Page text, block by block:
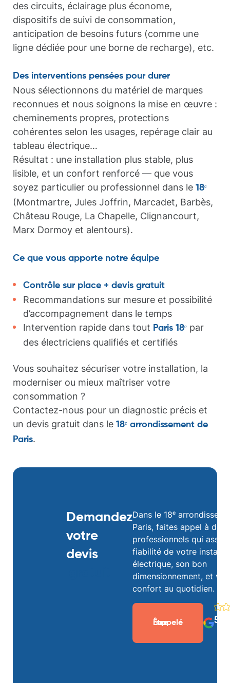
des circuits, éclairage plus économe,
dispositifs de suivi de consommation,
anticipation de besoins futurs (comme une
ligne dédiée pour une borne de recharge), etc.
Des interventions pensées pour durer
Nous sélectionnons du matériel de marques
reconnues et nous soignons la mise en œuvre :
cheminements propres, protections
cohérentes selon les usages, repérage clair au
tableau électrique…
Résultat : une installation plus stable, plus
lisible, et un confort renforcé — que vous
soyez particulier ou professionnel dans le 18ᵉ
(Montmartre, Jules Joffrin, Marcadet, Barbès,
Château Rouge, La Chapelle, Clignancourt,
Marx Dormoy et alentours).
Ce que vous apporte notre équipe
Contrôle sur place + devis gratuit
Recommandations sur mesure et possibilité
d’accompagnement dans le temps
Intervention rapide dans tout Paris 18ᵉ par
des électriciens qualifiés et certifiés
Vous souhaitez sécuriser votre installation, la
moderniser ou mieux maîtriser votre
consommation ?
Contactez-nous pour un diagnostic précis et
un devis gratuit dans le 18ᵉ arrondissement de
Paris.
Demandez
votre
devis
Dans le 18ᵉ
Paris, faites appel à des
professionnels qui
fiabilité de votre
électrique, son bon
dimensionnement, et
confort au quotidien.
Être rappelé 5/5